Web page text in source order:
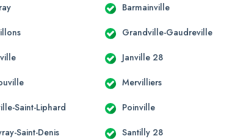
Barmainville
Grandville-Gaudreville
Janville 28
Mervilliers
Saint-Liphard Poinville
Saint-Denis Santilly 28